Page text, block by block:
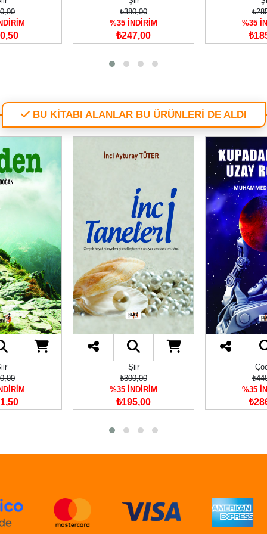
₺380,00
%35 İNDİRİM
₺247,00
%35
BU KİTABI ALANLAR BU ÜRÜNLERİ DE ALDI
Şiir
₺300,00
%35 İNDİRİM
₺195,00
%35